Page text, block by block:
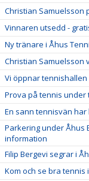
Christian Samuelsson
Vinnaren utsedd -
Ny tränare i Åhus
Christian Samuelsson
Vi öppnar
Prova på tennis under
En sann tennisvän har
Parkering under Åhus
information
Filip Bergevi segrar i
Kom och se bra tennis